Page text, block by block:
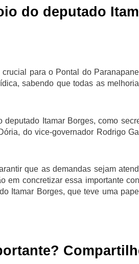
do deputado
para o Pontal do
sabendo que todas as
Itamar Borges, como
do vice-governador Rodrigo
que as demandas sejam
em concretizar essa importante
Itamar Borges, que teve uma